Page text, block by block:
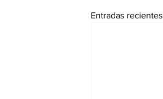
Entradas recientes